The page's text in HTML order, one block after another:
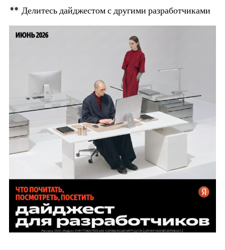
Делитесь дайджестом с другими разработчиками